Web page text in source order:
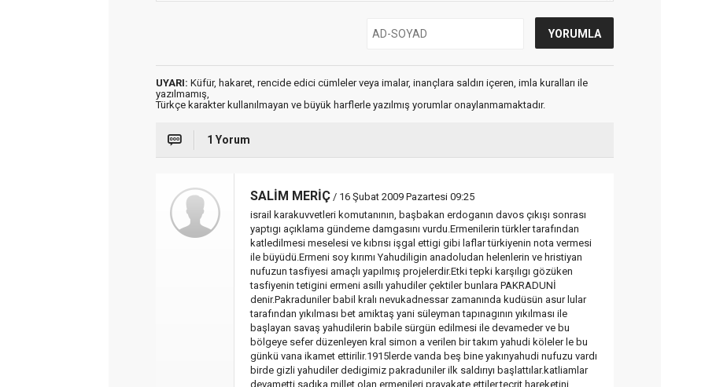
UYARI: Küfür, hakaret, rencide edici cümleler veya imalar, inançlara saldırı içeren, imla kuralları ile
yazılmamış,
Türkçe karakter kullanılmayan ve büyük harflerle yazılmış yorumlar onaylanmamaktadır.
1 Yorum
SALİM MERİÇ / 16 Şubat 2009 Pazartesi 09:25
israil karakuvvetleri komutanının, başbakan erdoganın davos çıkışı sonrası
yaptıgı açıklama gündeme damgasını vurdu.Ermenilerin türkler tarafından
katledilmesi meselesi ve kıbrısı işgal ettigi gibi laflar türkiyenin nota vermesi
ile büyüdü.Ermeni soy kırımı Yahudiligin anadoludan helenlerin ve hristiyan
nufuzun tasfiyesi amaçlı yapılmış projelerdir.Etki tepki karşılıgı gözüken
tasfiyenin tetigini ermeni asıllı yahudiler çektiler bunlara PAKRADUNİ
denir.Pakraduniler babil kralı nevukadnessar zamanında kudüsün asur lular
tarafından yıkılması bet amiktaş yani süleyman tapınagının yıkılması ile
başlayan savaş yahudilerin babile sürgün edilmesi ile devameder ve bu
bölgeye sefer düzenleyen kral simon a verilen bir takım yahudi köleler le bu
günkü vana ikamet ettirilir.1915lerde vanda beş bine yakınyahudi nufuzu vardı
birde gizli yahudiler dedigimiz pakraduniler ilk saldırıyı başlattılar.katliamlar
devametti sadıka millet olan ermenileri pravakate ettiler,tecrit hareketini